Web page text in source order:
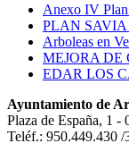
Anexo IV
PLAN SAVIA
Arboleas en
MEJORA DE
EDAR LOS
Ayuntamiento de
Plaza de España, 1
Teléf.: 950.449.430